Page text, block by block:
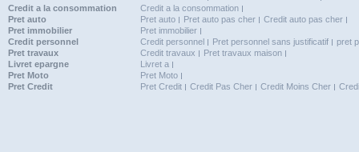
Credit a la consommation
Credit a la consommation
Pret auto
Pret auto Pret auto pas cher
Credit auto pas cher
Pret immobilier
Pret immobilier
Credit personnel
Credit personnel Pret personnel sans justificatif
pret
Pret travaux
Credit travaux
Pret travaux maison
Livret epargne
Livret a
Pret Moto
Pret Moto
Pret Credit
Pret Credit Credit Pas Cher Credit Moins Cher